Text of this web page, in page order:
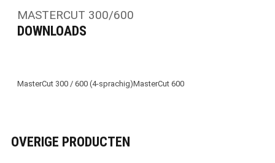
DOWNLOADS
MASTERCUT 300/600
MasterCut 300 / 600 (4-sprachig)MasterCut 600
OVERIGE PRODUCTEN